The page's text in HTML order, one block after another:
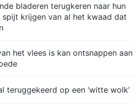
bladeren terugkeren naar hun
krijgen van al het kwaad dat
het vlees is kan ontsnappen aan
teruggekeerd op een ‘witte wolk’